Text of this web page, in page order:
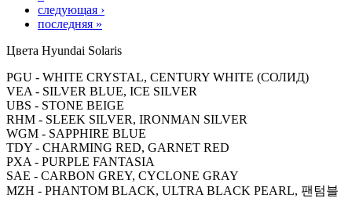
следующая ›
последняя »
Цвета Hyundai Solaris
PGU - WHITE CRYSTAL, CENTURY WHITE (СОЛИД)
VEA - SILVER BLUE, ICE SILVER
UBS - STONE BEIGE
RHM - SLEEK SILVER, IRONMAN SILVER
WGM - SAPPHIRE BLUE
TDY - CHARMING RED, GARNET RED
PXA - PURPLE FANTASIA
SAE - CARBON GREY, CYCLONE GRAY
MZH - PHANTOM BLACK, ULTRA BLACK PEARL, 팬텀블